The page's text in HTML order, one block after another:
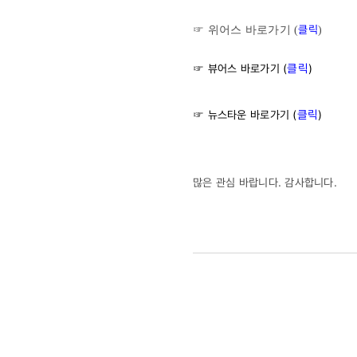
☞ 위어스 바로가기 (클릭)
☞ 뷰어스 바로가기 (클릭)
☞ 뉴스타운 바로가기 (클릭)
많은 관심 바랍니다. 감사합니다.